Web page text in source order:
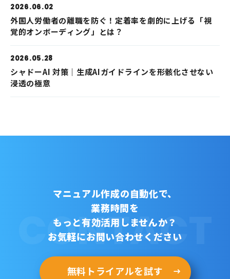
2026.06.02
外国人労働者の離職を防ぐ！定着率を劇的に上げる「視
覚的オンボーディング」とは？
2026.05.28
シャドーAI 対策｜生成AIガイドラインを形骸化させない
浸透の極意
CONTACT
マニュアル作成の自動化で、
業務時間を
もっと有効活用しませんか？
お気軽にお問い合わせください
無料トライアルを試す